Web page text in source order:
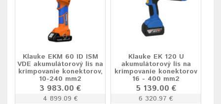
Klauke EKM 60 ID ISM
VDE akumulátorový lis na
krimpovanie konektorov,
10-240 mm2
3 983.00 €
4 899.09 €
Klauke EK 120 U
akumulátorový lis na
krimpovanie konektorov
16 - 400 mm2
5 139.00 €
6 320.97 €